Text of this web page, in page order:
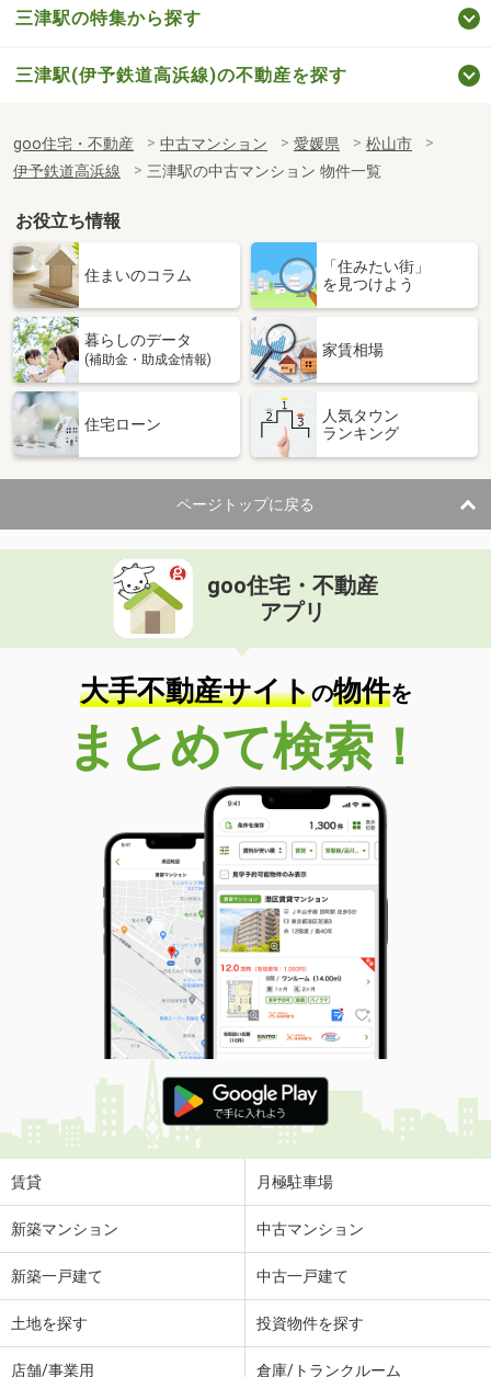
三津駅の特集から探す
三津駅(伊予鉄道高浜線)の不動産を探す
goo住宅・不動産 中古マンション 愛媛県
松山市
伊予鉄道高浜線
三津駅の中古マンション 物件一覧
お役立ち情報
住まいのコラム
「住みたい街」
を見つけよう
暮らしのデータ
(補助金・助成金情報)
家賃相場
住宅ローン
人気タウン
ランキング
ページトップに戻る
goo住宅・不動産
アプリ
大手不動産サイトの物件を
まとめて検索！
賃貸 月極駐車場
新築マンション 中古マンション
新築一戸建て 中古一戸建て
土地を探す 投資物件を探す
店舗/事業用 倉庫/トランクルーム